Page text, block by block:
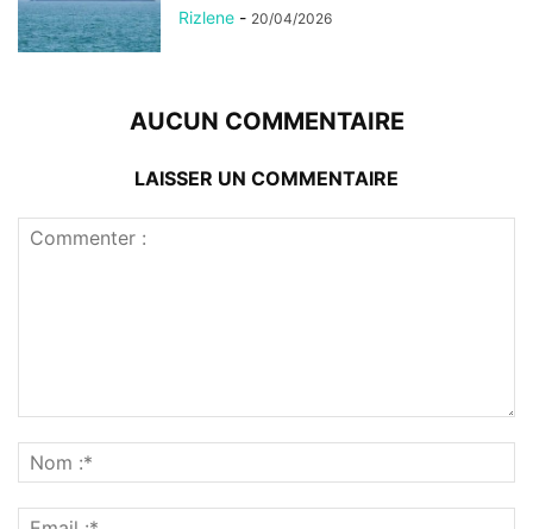
Rizlene - 20/04/2026
AUCUN COMMENTAIRE
LAISSER UN COMMENTAIRE